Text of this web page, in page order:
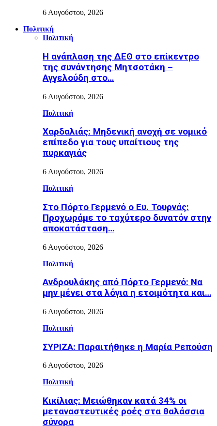
6 Αυγούστου, 2026
Πολιτική
Πολιτική
Η ανάπλαση της ΔΕΘ στο επίκεντρο
της συνάντησης Μητσοτάκη –
Αγγελούδη στο…
6 Αυγούστου, 2026
Πολιτική
Χαρδαλιάς: Μηδενική ανοχή σε νομικό
επίπεδο για τους υπαίτιους της
πυρκαγιάς
6 Αυγούστου, 2026
Πολιτική
Στο Πόρτο Γερμενό ο Ευ. Τουρνάς:
Προχωράμε το ταχύτερο δυνατόν στην
αποκατάσταση…
6 Αυγούστου, 2026
Πολιτική
Ανδρουλάκης από Πόρτο Γερμενό: Να
μην μένει στα λόγια η ετοιμότητα και…
6 Αυγούστου, 2026
Πολιτική
ΣΥΡΙΖΑ: Παραιτήθηκε η Μαρία Ρεπούση
6 Αυγούστου, 2026
Πολιτική
Κικίλιας: Μειώθηκαν κατά 34% οι
μεταναστευτικές ροές στα θαλάσσια
σύνορα